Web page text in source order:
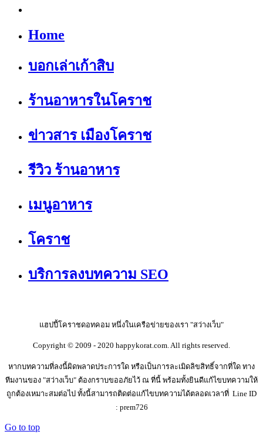
Home
บอกเล่าเก้าสิบ
ร้านอาหารในโคราช
ข่าวสาร เมืองโคราช
รีวิว ร้านอาหาร
เมนูอาหาร
โคราช
บริการลงบทความ SEO
แฮปปี้โคราชดอทคอม หนึ่งในเครือข่ายของเรา "สว่างเว็บ"
Copyright © 2009 - 2020 happykorat.com. All rights reserved.
หากบทความที่ลงนี้ผิดพลาดประการใด หรือเป็นการละเมิดลิขสิทธิ์จากที่ใด ทาง
ทีมงานของ "สว่างเว็บ" ต้องกราบขออภัยไว้ ณ ที่นี้ พร้อมทั้งยินดีแก้ไขบทความให้
ถูกต้องเหมาะสมต่อไป ทั้งนี้สามารถติดต่อแก้ไขบทความได้ตลอดเวลาที่ Line ID
: prem726
Go to top